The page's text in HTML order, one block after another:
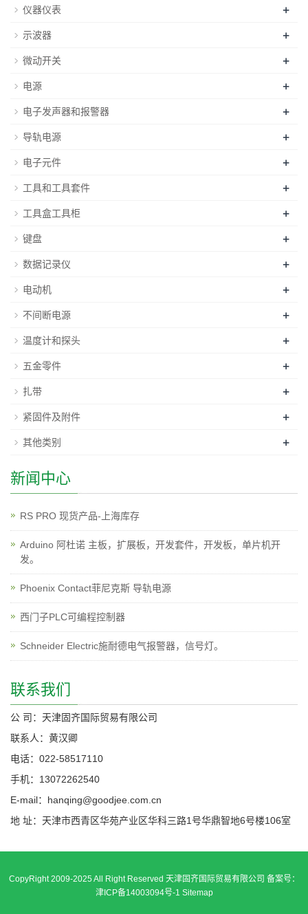
仪器仪表 +
示波器 +
微动开关 +
电源 +
电子发声器和报警器 +
导轨电源 +
电子元件 +
工具和工具套件 +
工具盒工具柜 +
键盘 +
数据记录仪 +
电动机 +
不间断电源 +
温度计和探头 +
五金零件 +
扎带 +
紧固件及附件 +
其他类别 +
新闻中心
RS PRO 现货产品-上海库存
Arduino 阿杜诺 主板，扩展板，开发套件，开发板，单片机开
发。
Phoenix Contact菲尼克斯 导轨电源
西门子PLC可编程控制器
Schneider Electric施耐德电气报警器，信号灯。
联系我们
公 司：天津固齐国际贸易有限公司
联系人：黄汉卿
电话：022-58517110
手机：13072262540
E-mail：hanqing@goodjee.com.cn
地 址：天津市西青区华苑产业区华科三路1号华鼎智地6号楼106室
CopyRight 2009-2025 All Right Reserved 天津固齐国际贸易有限公司 备案号：
津ICP备14003094号-1 Sitemap